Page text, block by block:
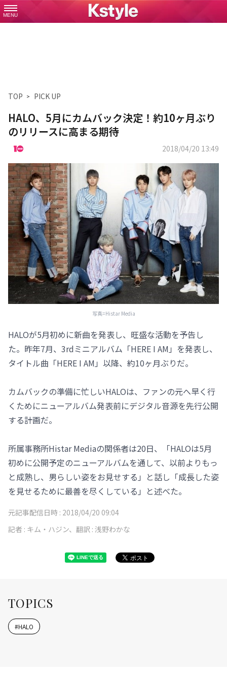
MENU
TOP PICK UP
HALO、5月にカムバック決定！約10ヶ月ぶり
のリリースに高まる期待
2018/04/20 13:49
写真=Histar Media
HALOが5月初めに新曲を発表し、旺盛な活動を予告し
た。昨年7月、3rdミニアルバム「HERE I AM」を発表し、
タイトル曲「HERE I AM」以降、約10ヶ月ぶりだ。
カムバックの準備に忙しいHALOは、ファンの元へ早く行
くためにニューアルバム発表前にデジタル音源を先行公開
する計画だ。
所属事務所Histar Mediaの関係者は20日、「HALOは5月
初めに公開予定のニューアルバムを通して、以前よりもっ
と成熟し、男らしい姿をお見せする」と話し「成長した姿
を見せるために最善を尽くしている」と述べた。
元記事配信日時 : 2018/04/20 09:04
記者 : キム・ハジン、翻訳 : 浅野わかな
TOPICS
#HALO